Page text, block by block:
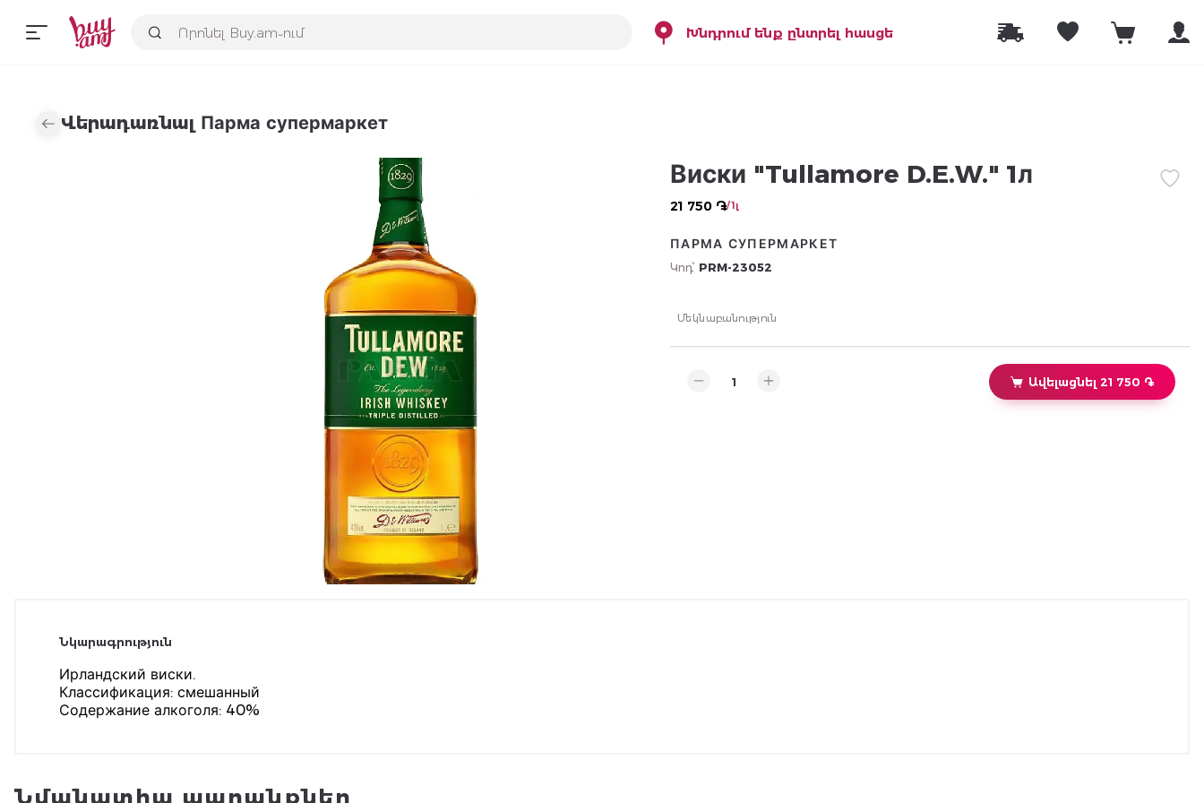
Խնդրում ենք ընտրել հասցե
Վերադառնալ Парма супермаркет
Виски "Tullamore D.E.W." 1л
21 750 ֏/ 1լ
ПАРМА СУПЕРМАРКЕТ
Կոդ՝ PRM-23052
Մեկնաբանություն
Ավելացնել 21 750 ֏
Նկարագրություն
Ирландский виски.
Классификация: смешанный
Содержание алкоголя: 40%
Նմանատիպ ապրանքներ